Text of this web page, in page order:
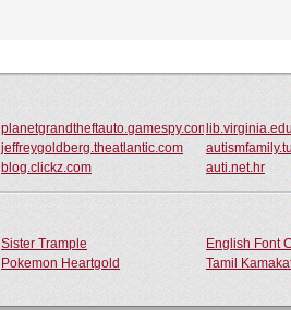
planetgrandtheftauto.gamespy.com lib.virginia.edu
jeffreygoldberg.theatlantic.com
blog.clickz.com auti.net.hr
Sister Trample English Font
Pokemon Heartgold Tamil